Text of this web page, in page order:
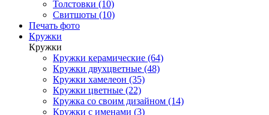
Толстовки (10)
Свитшоты (10)
Печать фото
Кружки
Кружки
Кружки керамические (64)
Кружки двухцветные (48)
Кружки хамелеон (35)
Кружки цветные (22)
Кружка со своим дизайном (14)
Кружки с именами (3)